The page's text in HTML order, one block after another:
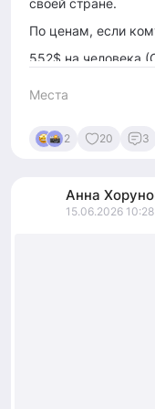
своей стране.
По ценам, если
552$ на человека
+85$ мы
программы) и
Места
2 20 3
Анна
15.06.2026 10:28